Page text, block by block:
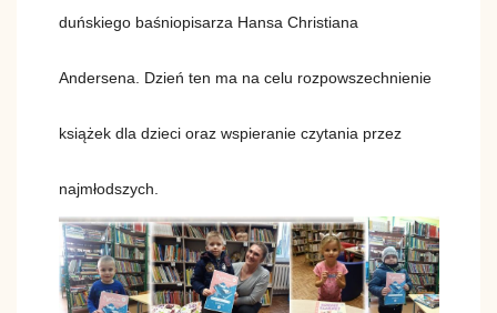
duńskiego baśniopisarza Hansa Christiana
Andersena. Dzień ten ma na celu rozpowszechnienie
książek dla dzieci oraz wspieranie czytania przez
najmłodszych.